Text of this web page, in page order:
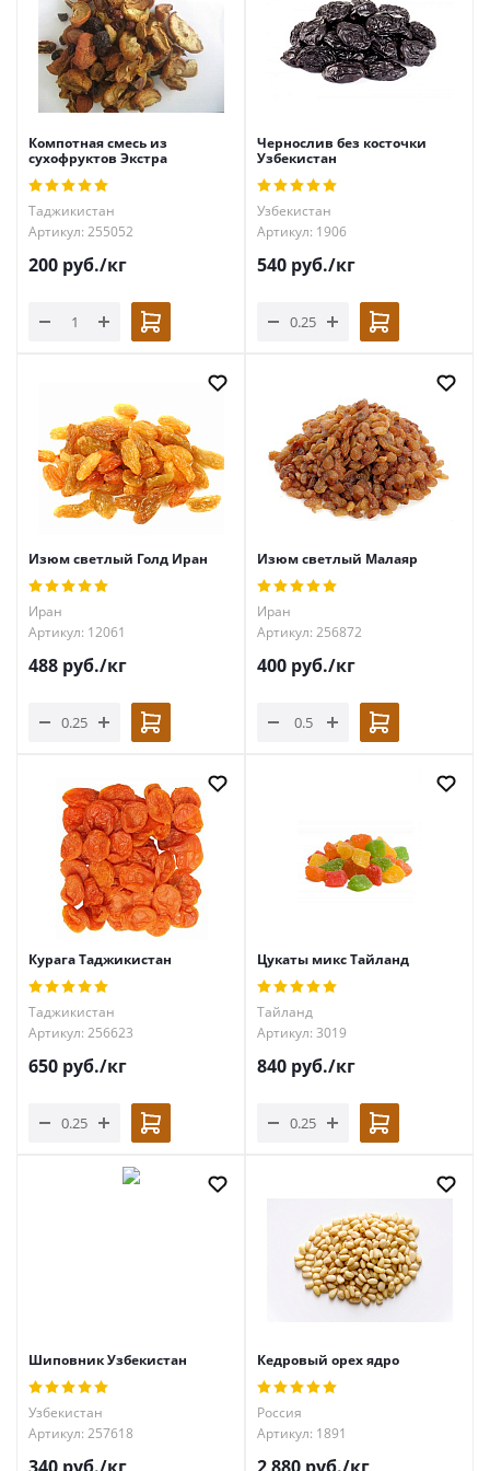
Компотная смесь из
сухофруктов Экстра
Таджикистан
Артикул: 255052
200 руб./кг
Чернослив без косточки
Узбекистан
Узбекистан
Артикул: 1906
540 руб./кг
Изюм светлый Голд Иран
Иран
Артикул: 12061
488 руб./кг
Изюм светлый Малаяр
Иран
Артикул: 256872
400 руб./кг
Курага Таджикистан
Таджикистан
Артикул: 256623
650 руб./кг
Цукаты микс Тайланд
Тайланд
Артикул: 3019
840 руб./кг
Шиповник Узбекистан
Узбекистан
Артикул: 257618
Кедровый орех ядро
Россия
Артикул: 1891